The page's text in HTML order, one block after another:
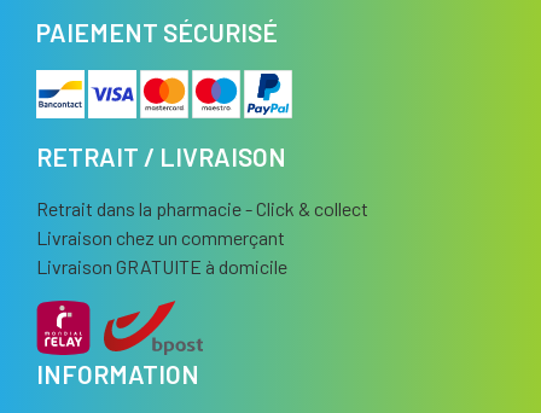
PAIEMENT SÉCURISÉ
RETRAIT / LIVRAISON
Retrait dans la pharmacie - Click & collect
Livraison chez un commerçant
Livraison GRATUITE à domicile
INFORMATION